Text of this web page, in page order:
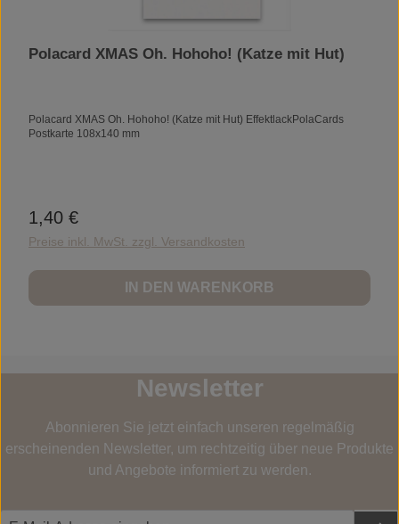
Polacard XMAS Oh. Hohoho! (Katze mit Hut)
Polacard XMAS Oh. Hohoho! (Katze mit Hut) EffektlackPolaCards
Postkarte 108x140 mm
Regulärer Preis:
1,40 €
Preise inkl. MwSt. zzgl. Versandkosten
IN DEN WARENKORB
Newsletter
Abonnieren Sie jetzt einfach unseren regelmäßig
erscheinenden Newsletter, um rechtzeitig über neue Produkte
und Angebote informiert zu werden.